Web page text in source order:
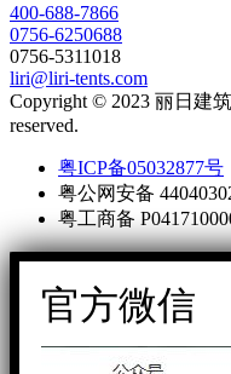
400-688-7866
0756-6250688
0756-5311018
liri@liri-tents.com
Copyright © 2023 丽日建
reserved.
粤ICP备05032877号
粤公网安备
粤工商备
官方微信